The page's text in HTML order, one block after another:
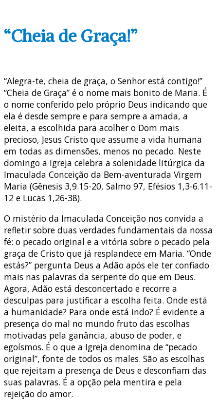
“Cheia de Graça!”
“Alegra-te, cheia de graça, o Senhor está contigo!”
“Cheia de Graça” é o nome mais bonito de Maria. É
o nome conferido pelo próprio Deus indicando que
ela é desde sempre e para sempre a amada, a
eleita, a escolhida para acolher o Dom mais
precioso, Jesus Cristo que assume a vida humana
em todas as dimensões, menos no pecado. Neste
domingo a Igreja celebra a solenidade litúrgica da
Imaculada Conceição da Bem-aventurada Virgem
Maria (Gênesis 3,9.15-20, Salmo 97, Efésios 1,3-6.11-
12 e Lucas 1,26-38).
O mistério da Imaculada Conceição nos convida a
refletir sobre duas verdades fundamentais da nossa
fé: o pecado original e a vitória sobre o pecado pela
graça de Cristo que já resplandece em Maria. “Onde
estás?” pergunta Deus a Adão após ele ter confiado
mais nas palavras da serpente do que em Deus.
Agora, Adão está desconcertado e recorre a
desculpas para justificar a escolha feita. Onde está
a humanidade? Para onde está indo? É evidente a
presença do mal no mundo fruto das escolhas
motivadas pela ganância, abuso de poder, e
egoísmos. É o que a Igreja denomina de “pecado
original”, fonte de todos os males. São as escolhas
que rejeitam a presença de Deus e desconfiam das
suas palavras. É a opção pela mentira e pela
rejeição do amor.